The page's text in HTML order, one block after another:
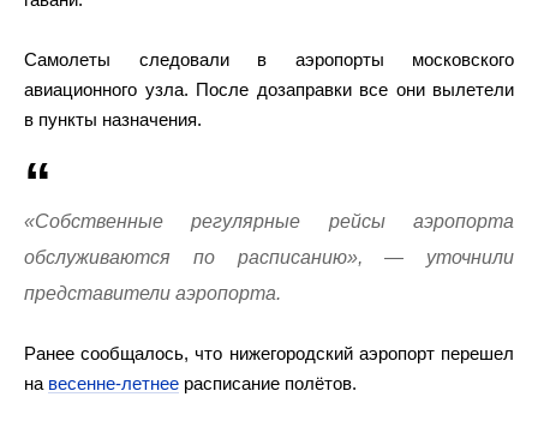
Самолеты следовали в аэропорты московского
авиационного узла. После дозаправки все они вылетели
в пункты назначения.
«Собственные регулярные рейсы аэропорта
обслуживаются по расписанию», — уточнили
представители аэропорта.
Ранее сообщалось, что нижегородский аэропорт перешел
на весенне-летнее расписание полётов.